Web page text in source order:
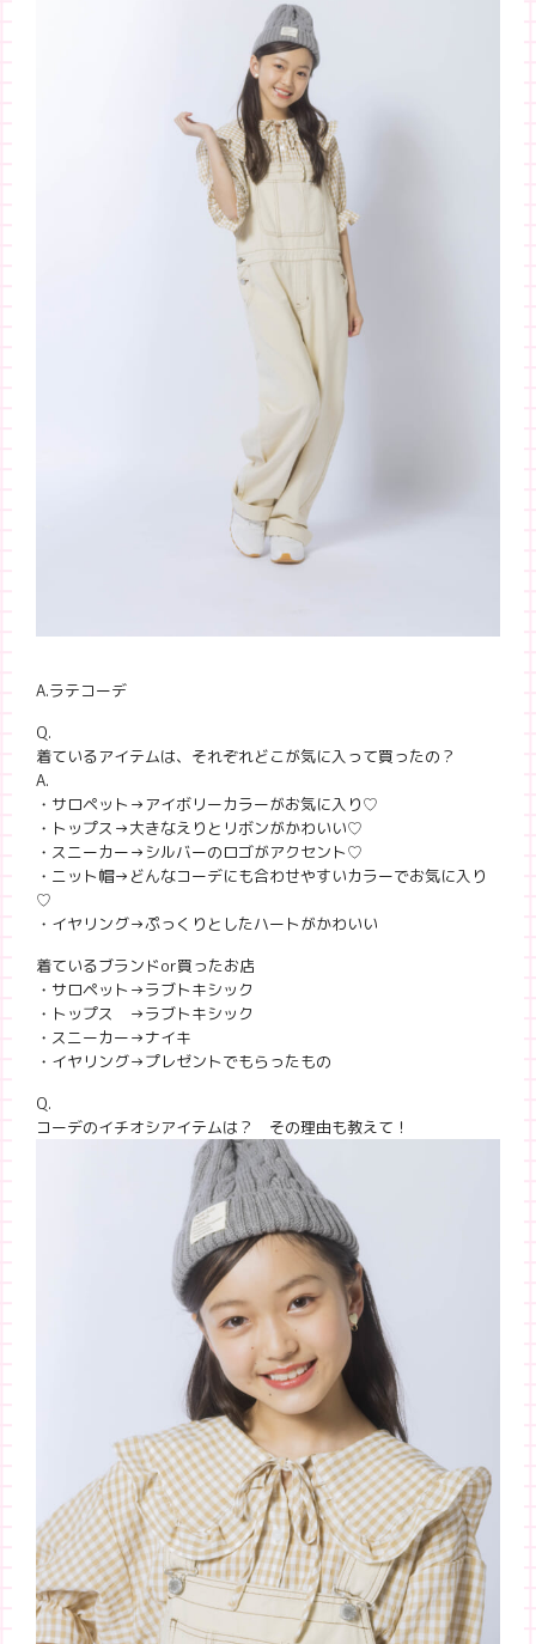
A.ラテコーデ
Q.
着ているアイテムは、それぞれどこが気に入って買ったの？
A.
・サロペット→アイボリーカラーがお気に入り♡
・トップス→大きなえりとリボンがかわいい♡
・スニーカー→シルバーのロゴがアクセント♡
・ニット帽→どんなコーデにも合わせやすいカラーでお気に入り
♡
・イヤリング→ぷっくりとしたハートがかわいい
着ているブランドor買ったお店
・サロペット→ラブトキシック
・トップス →ラブトキシック
・スニーカー→ナイキ
・イヤリング→プレゼントでもらったもの
Q.
コーデのイチオシアイテムは？ その理由も教えて！